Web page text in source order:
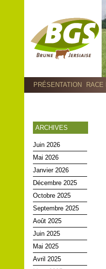
PRÉSENTATION RACE
ARCHIVES
Juin 2026
Mai 2026
Janvier 2026
Décembre 2025
Octobre 2025
Septembre 2025
Août 2025
Juin 2025
Mai 2025
Avril 2025